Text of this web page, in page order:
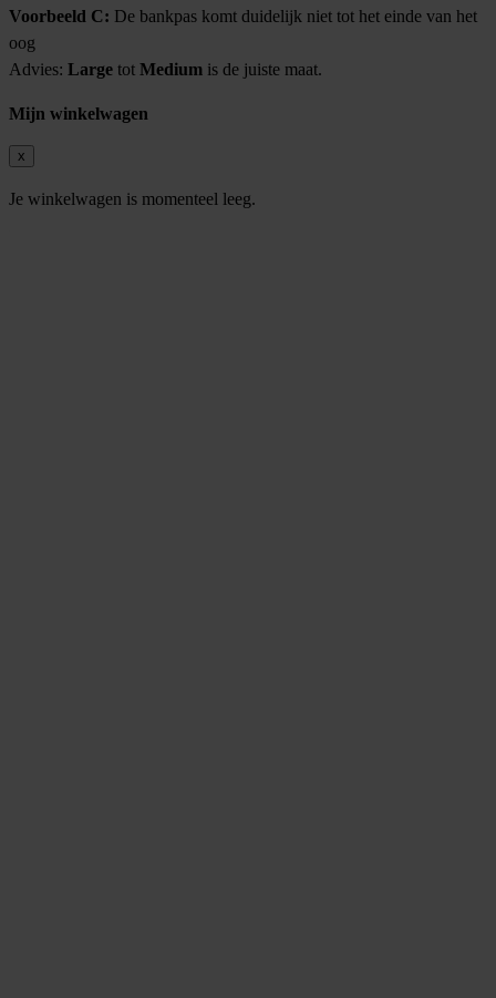
Voorbeeld C: De bankpas komt duidelijk niet tot het einde van het
oog
Advies: Large tot Medium is de juiste maat.
Mijn winkelwagen
x
Je winkelwagen is momenteel leeg.